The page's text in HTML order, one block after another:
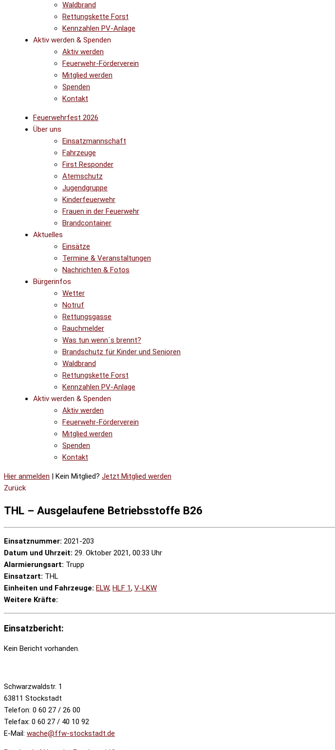
Waldbrand
Rettungskette Forst
Kennzahlen PV-Anlage
Aktiv werden & Spenden
Aktiv werden
Feuerwehr-Förderverein
Mitglied werden
Spenden
Kontakt
Feuerwehrfest 2026
Über uns
Einsatzmannschaft
Fahrzeuge
First Responder
Atemschutz
Jugendgruppe
Kinderfeuerwehr
Frauen in der Feuerwehr
Brandcontainer
Aktuelles
Einsätze
Termine & Veranstaltungen
Nachrichten & Fotos
Bürgerinfos
Wetter
Notruf
Rettungsgasse
Rauchmelder
Was tun wenn´s brennt?
Brandschutz für Kinder und Senioren
Waldbrand
Rettungskette Forst
Kennzahlen PV-Anlage
Aktiv werden & Spenden
Aktiv werden
Feuerwehr-Förderverein
Mitglied werden
Spenden
Kontakt
Hier anmelden | Kein Mitglied? Jetzt Mitglied werden
Zurück
THL – Ausgelaufene Betriebsstoffe B26
Einsatznummer: 2021-203
Datum und Uhrzeit: 29. Oktober 2021, 00:33 Uhr
Alarmierungsart: Trupp
Einsatzart: THL
Einheiten und Fahrzeuge: ELW, HLF 1, V-LKW
Weitere Kräfte:
Einsatzbericht:
Kein Bericht vorhanden.
Schwarzwaldstr. 1
63811 Stockstadt
Telefon: 0 60 27 / 26 00
Telefax: 0 60 27 / 40 10 92
E-Mail: wache@ffw-stockstadt.de